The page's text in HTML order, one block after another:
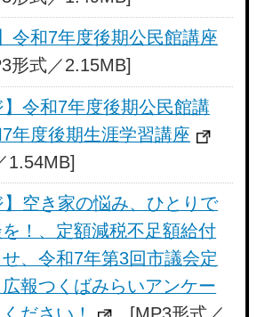
令和7年度後期公民館講座
形式／2.15MB]
】令和7年度後期公民館講
年度後期生涯学習講座
1.54MB]
】空き家の悩み、ひとりで
！、定額減税不足額給付
、令和7年第3回市議会定
報つくばみらいアンケー